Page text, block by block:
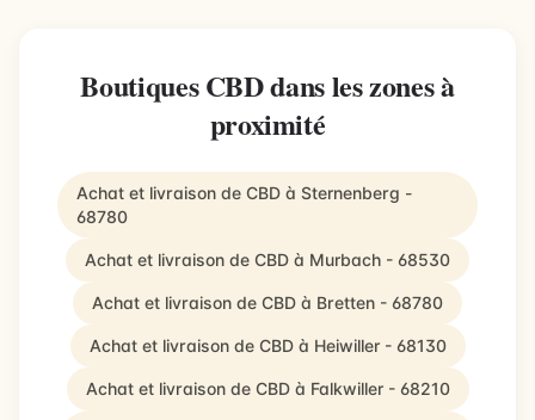
Boutiques CBD dans les zones à
proximité
Achat et livraison de CBD à Sternenberg -
68780
Achat et livraison de CBD à Murbach - 68530
Achat et livraison de CBD à Bretten - 68780
Achat et livraison de CBD à Heiwiller - 68130
Achat et livraison de CBD à Falkwiller - 68210